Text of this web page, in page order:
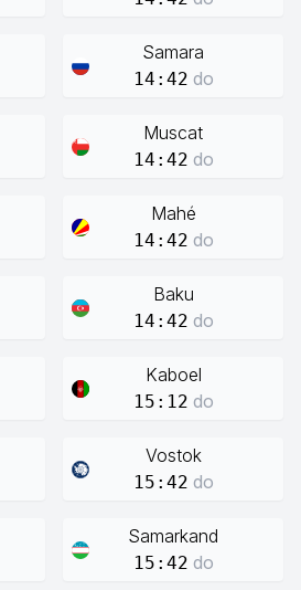
Samara
14:42 do
Muscat
14:42 do
Mahé
14:42 do
Baku
14:42 do
Kaboel
15:12 do
Vostok
15:42 do
Samarkand
15:42 do